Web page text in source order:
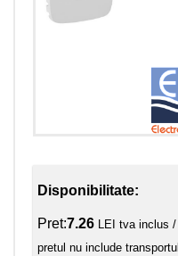
Disponibilitate:
Pret:7.26 LEI tva inclus
pretul nu include